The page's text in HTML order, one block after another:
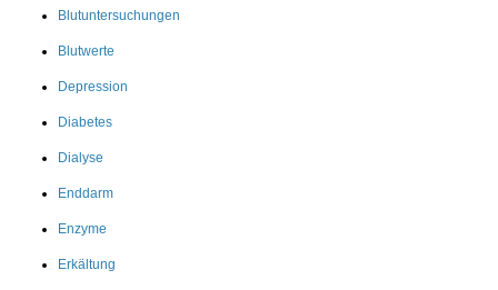
Blutuntersuchungen
Blutwerte
Depression
Diabetes
Dialyse
Enddarm
Enzyme
Erkältung